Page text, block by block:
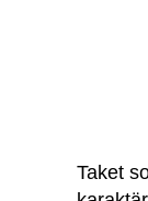
Taket